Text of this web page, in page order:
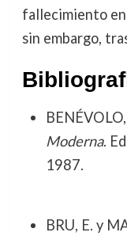
fallecimiento en
sin embargo,
Moderna.
1987.
BRU, E. y